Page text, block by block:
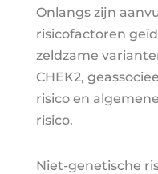
Onlangs zijn
risicofactoren
zeldzame
CHEK2,
risico en
risico.
Niet-genetische